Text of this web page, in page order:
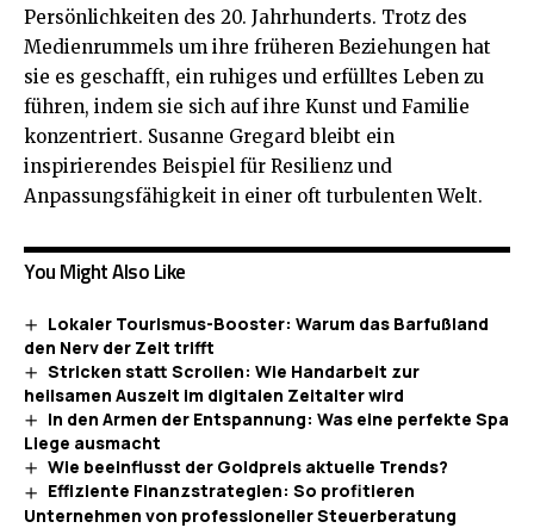
Persönlichkeiten des 20. Jahrhunderts. Trotz des
Medienrummels um ihre früheren Beziehungen hat
sie es geschafft, ein ruhiges und erfülltes Leben zu
führen, indem sie sich auf ihre Kunst und Familie
konzentriert. Susanne Gregard bleibt ein
inspirierendes Beispiel für Resilienz und
Anpassungsfähigkeit in einer oft turbulenten Welt.
You Might Also Like
Lokaler Tourismus-Booster: Warum das Barfußland
den Nerv der Zeit trifft
Stricken statt Scrollen: Wie Handarbeit zur
heilsamen Auszeit im digitalen Zeitalter wird
In den Armen der Entspannung: Was eine perfekte Spa
Liege ausmacht
Wie beeinflusst der Goldpreis aktuelle Trends?
Effiziente Finanzstrategien: So profitieren
Unternehmen von professioneller Steuerberatung